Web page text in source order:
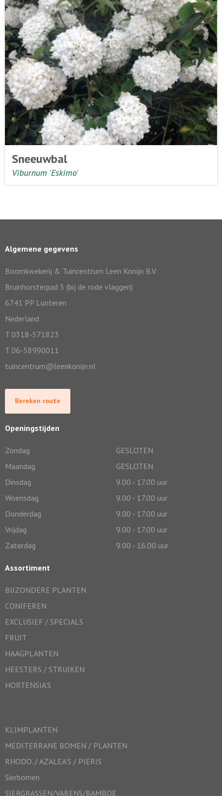
Sneeuwbal
Viburnum 'Eskimo'
Algemene gegevens
Boomkwekerij & Tuincentrum Leen Konijn B.V.
Bruinhorsterpad 5 (bij de rode vlaggen)
6741 PP Lunteren
Nederland
T 0318-571823
T 06-58990011
tuincentrum@leenkonijn.nl
Bereken route
Openingstijden
Zondag
GESLOTEN
Maandag
GESLOTEN
Dinsdag
9.00 - 17.00 uur
Woensdag
9.00 - 17.00 uur
Donderdag
9.00 - 17.00 uur
Vrijdag
9.00 - 17.00 uur
Zaterdag
9.00 - 16.00 uur
Assortiment
BIJZONDERE PLANTEN
CONIFEREN
EXCLUSIEF / SPECIALS
FRUIT
HAAGPLANTEN
HEESTERS / STRUIKEN
HORTENSIA’S
KLIMPLANTEN
MEDITERRANE BOMEN / PLANTEN
RHODO. / AZALEA’S / PIERIS
Sierbomen
SIERGRASSEN/VARENS/BAMBOE